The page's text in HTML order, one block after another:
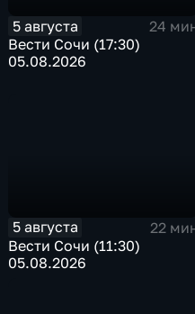
5 августа
24
Вести Сочи (17:30)
05.08.2026
5 августа
22
Вести Сочи (11:30)
05.08.2026